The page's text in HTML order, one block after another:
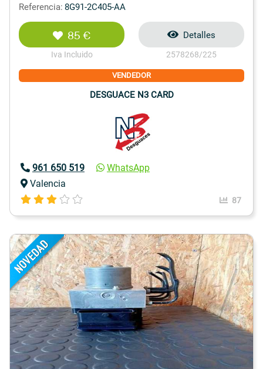
Referencia: 8G91-2C405-AA
85 €
Iva Incluido
Detalles
2578268/225
VENDEDOR
DESGUACE N3 CARD
961 650 519
WhatsApp
Valencia
87